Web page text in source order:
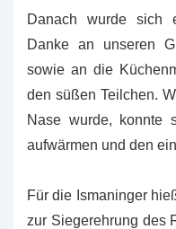
Danach wurde sich
Danke an unseren
sowie an die
den süßen Teilchen.
Nase wurde, konnte
aufwärmen und den
Für die Ismaninger
zur Siegerehrung des